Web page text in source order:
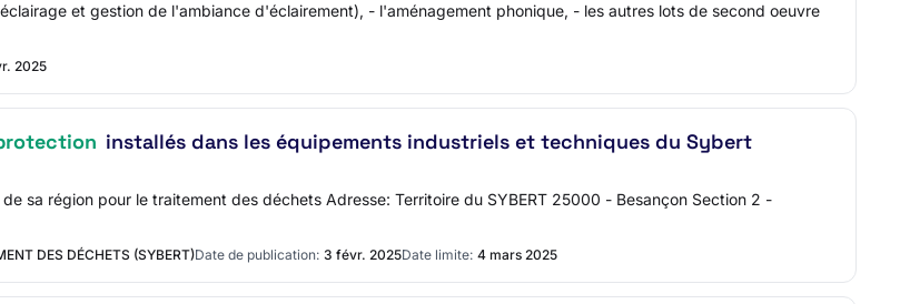
et gestion de l'ambiance d'éclairement), - l'aménagement phonique, - les autres lots de second oeuvre
2025
installés dans les équipements industriels et techniques du Sybert
sa région pour le traitement des déchets Adresse: Territoire du SYBERT 25000 - Besançon Section 2 -
DES DÉCHETS (SYBERT)Date de publication: 3 févr. 2025Date limite: 4 mars 2025